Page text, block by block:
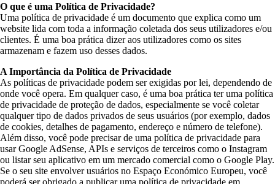
O que é uma Política de Privacidade?
Uma política de privacidade é um documento que explica como um
website lida com toda a informação coletada dos seus utilizadores e/ou
clientes. É uma boa prática dizer aos utilizadores como os sites
armazenam e fazem uso desses dados.
A Importância da Política de Privacidade
As políticas de privacidade podem ser exigidas por lei, dependendo de
onde você opera. Em qualquer caso, é uma boa prática ter uma política
de privacidade de proteção de dados, especialmente se você coletar
qualquer tipo de dados privados de seus usuários (por exemplo, dados
de cookies, detalhes de pagamento, endereço e número de telefone).
Além disso, você pode precisar de uma política de privacidade para
usar Google AdSense, APIs e serviços de terceiros como o Instagram
ou listar seu aplicativo em um mercado comercial como o Google Play.
Se o seu site envolver usuários no Espaço Económico Europeu, você
poderá ser obrigado a publicar uma política de privacidade em